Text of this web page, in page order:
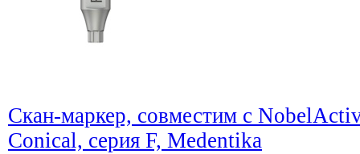
Скан-маркер, совместим с
Conical, серия F, Medentika